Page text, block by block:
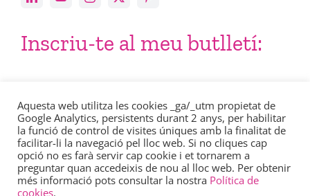
Inscriu-te al meu butlletí:
Consulta en aquest enllaç la nostrapolítica de privacitat.
Aquesta web utilitza les cookies _ga/_utm propietat de
Google Analytics, persistents durant 2 anys, per habilitar
la funció de control de visites úniques amb la finalitat de
facilitar-li la navegació pel lloc web. Si no cliques cap
opció no es farà servir cap cookie i et tornarem a
preguntar quan accedeixis de nou al lloc web. Per obtenir
més informació pots consultar la nostra Política de
cookies.